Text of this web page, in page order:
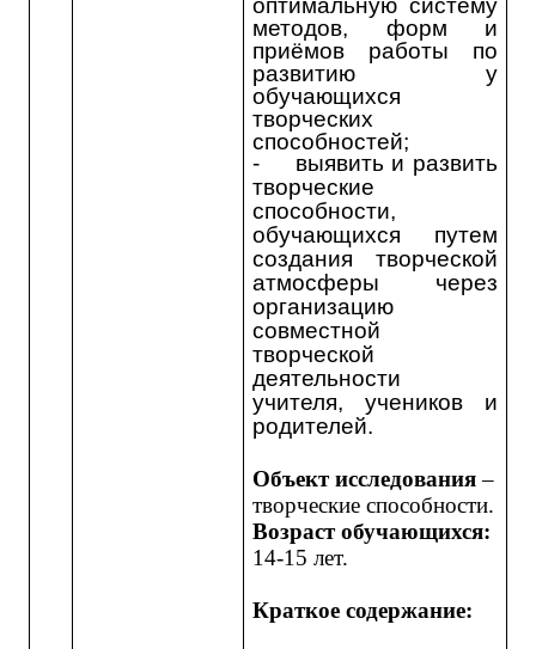
оптимальную систему
методов, форм и
приёмов работы по
развитию у
обучающихся
творческих
способностей;
-
выявить и развить
творческие
способности,
обучающихся путем
создания творческой
атмосферы через
организацию
совместной
творческой
деятельности
учителя, учеников и
родителей.
Объект исследования–
творческие способности.
Возраст обучающихся:
14-15 лет.
Краткое содержание: